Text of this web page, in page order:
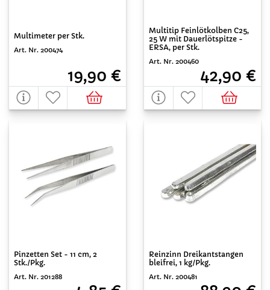
Multimeter per Stk.
Art. Nr. 200474
19,90 €
Multitip Feinlötkolben C25,
25 W mit Dauerlötspitze -
ERSA, per Stk.
Art. Nr. 200460
42,90 €
Pinzetten Set - 11 cm, 2
Stk./Pkg.
Art. Nr. 201288
Reinzinn Dreikantstangen
bleifrei, 1 kg/Pkg.
Art. Nr. 200481